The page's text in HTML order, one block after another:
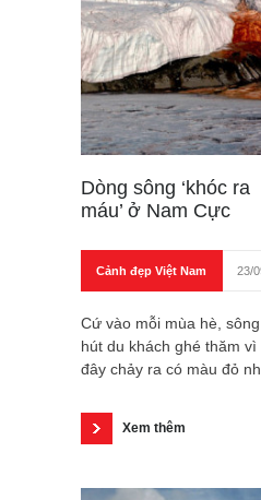
Dòng sông ‘khóc ra
máu’ ở Nam Cực
Cảnh đẹp Việt Nam 23/
Cứ vào mỗi mùa hè,
hút du khách ghé thăm
đây chảy ra có màu đỏ
Xem thêm